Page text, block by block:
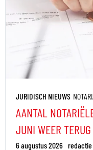
JURIDISCH NIEUWS
AANTAL
JUNI WEER
6 augustus 2026 redactie